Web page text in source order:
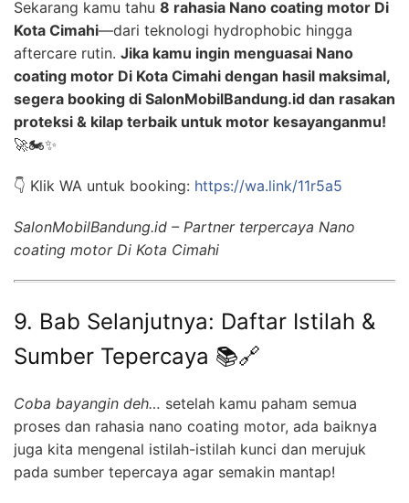
Sekarang kamu tahu 8 rahasia Nano coating motor Di
Kota Cimahi—dari teknologi hydrophobic hingga
aftercare rutin. Jika kamu ingin menguasai Nano
coating motor Di Kota Cimahi dengan hasil maksimal,
segera booking di SalonMobilBandung.id dan rasakan
proteksi & kilap terbaik untuk motor kesayanganmu!
🚀🏍️✨
👇 Klik WA untuk booking: https://wa.link/11r5a5
SalonMobilBandung.id – Partner terpercaya Nano
coating motor Di Kota Cimahi
9. Bab Selanjutnya: Daftar Istilah &
Sumber Tepercaya 📚🔗
Coba bayangin deh… setelah kamu paham semua
proses dan rahasia nano coating motor, ada baiknya
juga kita mengenal istilah-istilah kunci dan merujuk
pada sumber tepercaya agar semakin mantap!